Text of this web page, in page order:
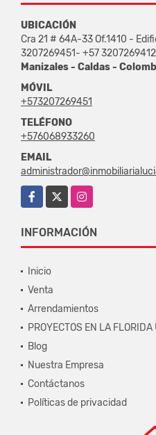
UBICACIÓN
Cra 21 # 64A-33 Of.1410 -
3207269451- +57
Manizales - Caldas -
MÓVIL
+573207269451
TELÉFONO
+576068933260
EMAIL
Facebook
Instagram
INFORMACIÓN
Inicio
Venta
Arrendamientos
PROYECTOS EN LA FLORIDA
Blog
Nuestra Empresa
Contáctanos
Políticas de privacidad